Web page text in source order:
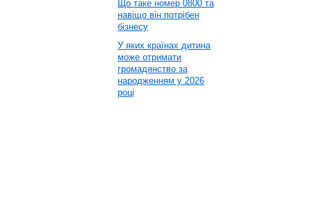
Що таке номер 0800 та
навіщо він потрібен
бізнесу
У яких країнах дитина
може отримати
громадянство за
народженням у 2026
році